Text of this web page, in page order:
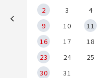
2
3 4
9
10 11
16
17 18
23
24 25
30
31